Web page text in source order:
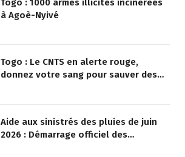
Togo : 1000 armes illicites incinérées
à Agoè-Nyivé
Togo : Le CNTS en alerte rouge,
donnez votre sang pour sauver des
Aide aux sinistrés des pluies de juin
2026 : Démarrage officiel des